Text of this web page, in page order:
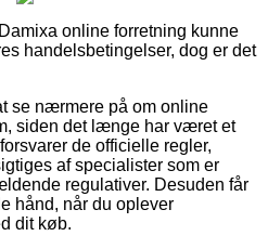
online forretning kunne
handelsbetingelser, dog er det
se nærmere på om online
siden det længe har været et
de officielle regler,
af specialister som er
regulativer. Desuden får
hånd, når du oplever
dit køb.